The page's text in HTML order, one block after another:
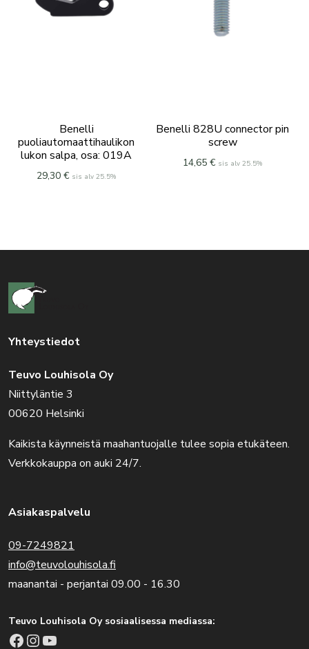
Benelli
puoliautomaattihaulikon
lukon salpa, osa: 019A
29,30 € sis alv 25.5%
Benelli 828U connector pin
screw
14,65 € sis alv 25.5%
Yhteystiedot
Teuvo Louhisola Oy
Niittyläntie 3
00620 Helsinki
Kaikista käynneistä maahantuojalle tulee sopia etukäteen.
Verkkokauppa on auki 24/7.
Asiakaspalvelu
09-7249821
info@teuvolouhisola.fi
maanantai - perjantai 09.00 - 16.30
Teuvo Louhisola Oy sosiaalisessa mediassa:
Facebook Instagram YouTube